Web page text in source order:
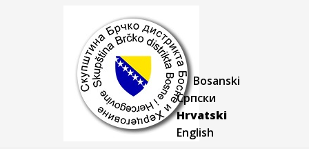
Bosanski
Српски
Hrvatski
English